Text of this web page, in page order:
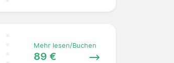
Mehr lesen/Buchen
89 €